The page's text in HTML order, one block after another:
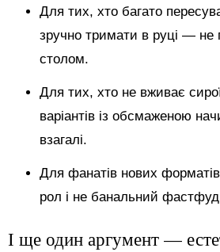
Для тих, хто багато
зручно тримати в руці — не
столом.
Для тих, хто не вживає
варіантів із обсмаженою
взагалі.
Для фанатів нових
рол і не банальний
І ще один аргумент —